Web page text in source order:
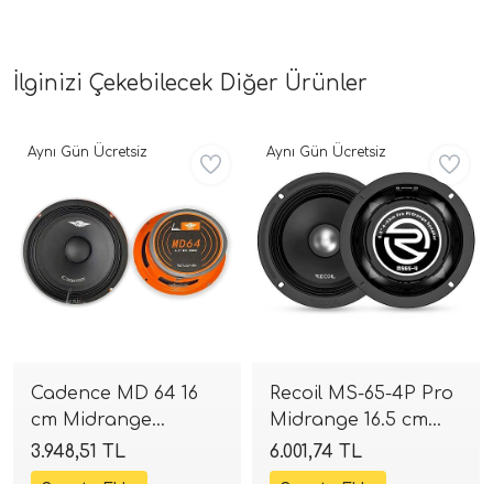
İlginizi Çekebilecek Diğer Ürünler
Cadence MD 64 16
cm Midrange
Hoparlör | 200W
Peak | SPLHIFI
3.948,51 TL
Aynı Gün Ücretsiz
Recoil MS-65-4P Pro
Midrange 16.5 cm
Hoparlör | 150W
RMS / 300W Peak |
6.001,74 TL
Aynı Gün Ücretsiz